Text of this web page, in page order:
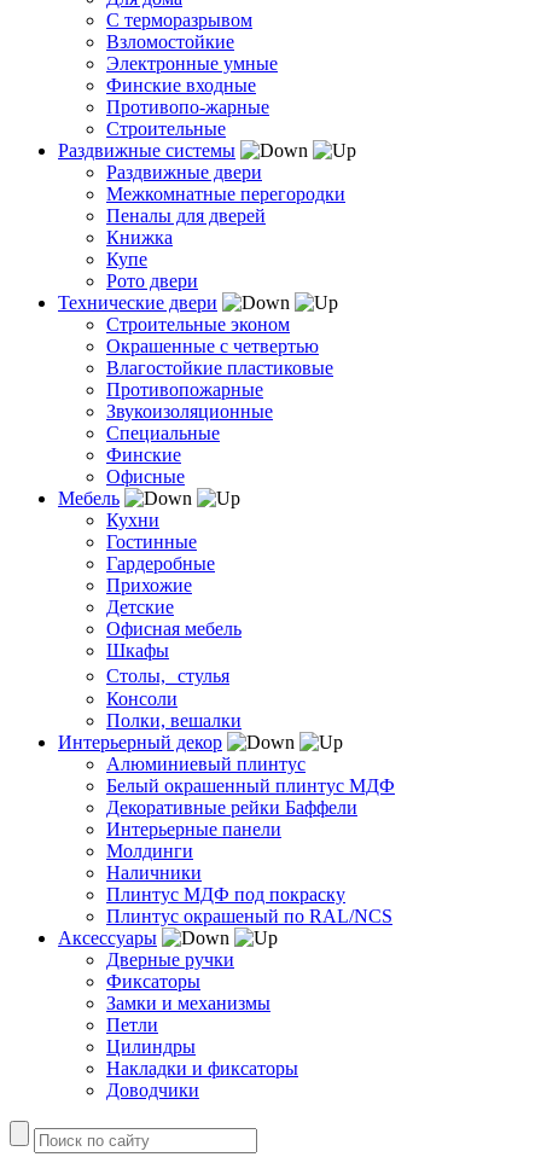
С терморазрывом
Взломостойкие
Электронные умные
Финские входные
Противопо-жарные
Строительные
Раздвижные системы
Раздвижные двери
Межкомнатные перегородки
Пеналы для дверей
Книжка
Купе
Рото двери
Технические двери
Строительные эконом
Окрашенные с четвертью
Влагостойкие пластиковые
Противопожарные
Звукоизоляционные
Специальные
Финские
Офисные
Мебель
Кухни
Гостинные
Гардеробные
Прихожие
Детские
Офисная мебель
Шкафы
Столы, стулья
Консоли
Полки, вешалки
Интерьерный декор
Алюминиевый плинтус
Белый окрашенный плинтус МДФ
Декоративные рейки Баффели
Интерьерные панели
Молдинги
Наличники
Плинтус МДФ под покраску
Плинтус окрашеный по RAL/NCS
Аксессуары
Дверные ручки
Фиксаторы
Замки и механизмы
Петли
Цилиндры
Накладки и фиксаторы
Доводчики